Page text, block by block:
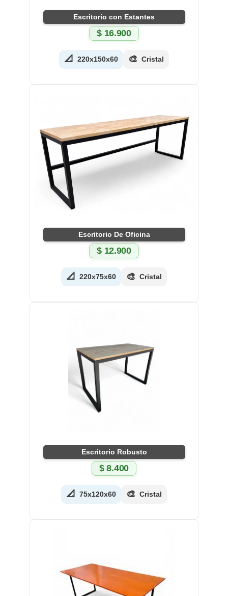
Escritorio con Estantes
$16.900
📐 220x150x60 🎨 Cristal
Escritorio De Oficina
$12.900
📐 220x75x60 🎨 Cristal
Escritorio Robusto
$8.400
📐 75x120x60 🎨 Cristal